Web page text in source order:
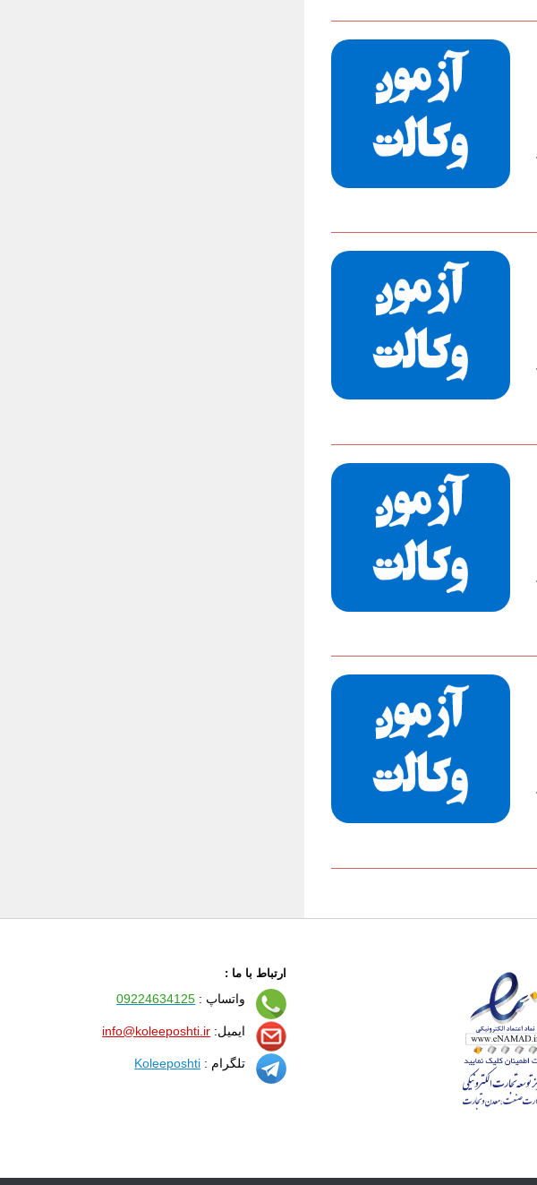
ارتباط با ما :
واتساپ : 09224634125
ایمیل: info@koleeposhti.ir
تلگرام : Koleeposhti